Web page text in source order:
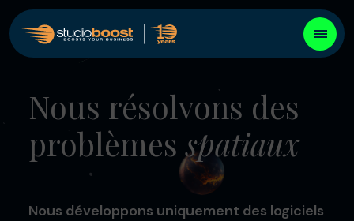
Nous résolvons des
problèmesspatiaux
Nous développons uniquement des logiciels